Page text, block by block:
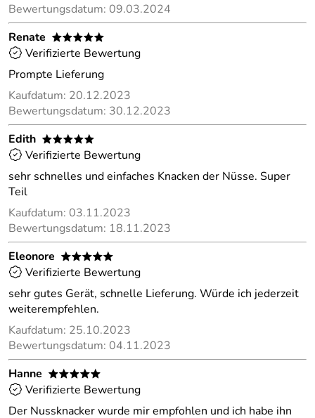
Bewertungsdatum: 09.03.2024
Renate
*****
Verifizierte Bewertung
Prompte Lieferung
Kaufdatum: 20.12.2023
Bewertungsdatum: 30.12.2023
Edith
*****
Verifizierte Bewertung
sehr schnelles und einfaches Knacken der Nüsse. Super
Teil
Kaufdatum: 03.11.2023
Bewertungsdatum: 18.11.2023
Eleonore
*****
Verifizierte Bewertung
sehr gutes Gerät, schnelle Lieferung. Würde ich jederzeit
weiterempfehlen.
Kaufdatum: 25.10.2023
Bewertungsdatum: 04.11.2023
Hanne
*****
Verifizierte Bewertung
Der Nussknacker wurde mir empfohlen und ich habe ihn